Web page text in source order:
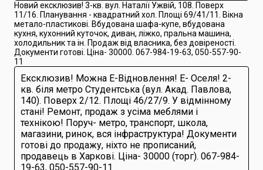
Новий ексклюзив! 3-кв. вул. Наталії Ужвій, 108. Поверх
11/16. Планування - квадратний хол. Площі 69/41/11. Вікна
метало-пластикові. Вбудована шафа-купе, вбудована
кухня, кухонний куточок, диван, ліжко, пральна машина,
холодильник та ін. Продаж від власника, без довіреності.
Документи готові. Ціна- 30000. 067-984-19-63, 050-557-90-
11
Ексклюзив! Можна Е-Відновлення! Е- Оселя! 2-
кв. біля метро Студентська (вул. Акад. Павлова,
140). Поверх 2/12. Площі 46/27/9. У відмінному
стані! Ремонт, продаж з усіма меблями і
технікою! Поруч- метро, транспорт, школа,
магазини, ринок, вся інфраструктура! Документи
готові до продажу, ніхто не прописаний,
продавець в Харкові. Ціна- 30000 (торг). 067-984-
19-63, 050-557-90-11